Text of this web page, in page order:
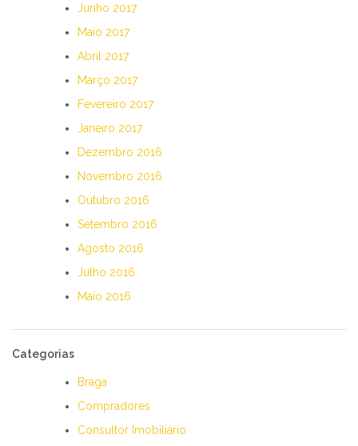
Junho 2017
Maio 2017
Abril 2017
Março 2017
Fevereiro 2017
Janeiro 2017
Dezembro 2016
Novembro 2016
Outubro 2016
Setembro 2016
Agosto 2016
Julho 2016
Maio 2016
Categorias
Braga
Compradores
Consultor Imobiliário